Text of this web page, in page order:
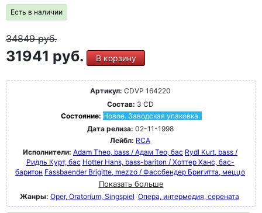
Есть в наличии
34849руб.
31941 руб. В корзину
Артикул: CDVP 164220
Состав: 3 CD
Состояние: Новое. Заводская упаковка.
Дата релиза: 02-11-1998
Лейбл: RCA
Исполнители: Adam Theo, bass / Адам Тео, бас Rydl Kurt, bass /
Ридль Курт, бас Hotter Hans, bass-bariton / Хоттер Ханс, бас-
баритон Fassbaender Brigitte, mezzo / Фассбендер Бригитта, меццо
Показать больше
Жанры: Oper, Oratorium, Singspiel Опера, интермедия, серената